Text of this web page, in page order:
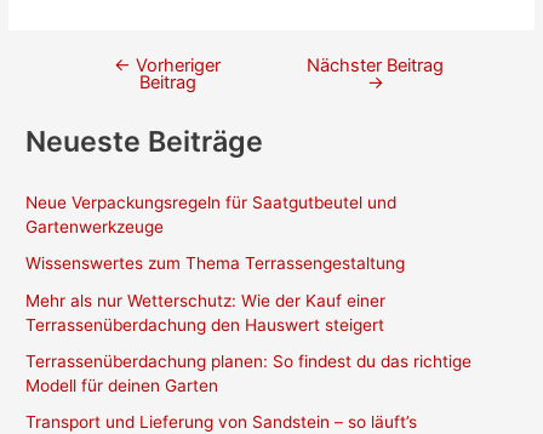
Beitragsnavigation
← Vorheriger
Beitrag
Nächster Beitrag
→
Neueste Beiträge
Neue Verpackungsregeln für Saatgutbeutel und
Gartenwerkzeuge
Wissenswertes zum Thema Terrassengestaltung
Mehr als nur Wetterschutz: Wie der Kauf einer
Terrassenüberdachung den Hauswert steigert
Terrassenüberdachung planen: So findest du das richtige
Modell für deinen Garten
Transport und Lieferung von Sandstein – so läuft’s